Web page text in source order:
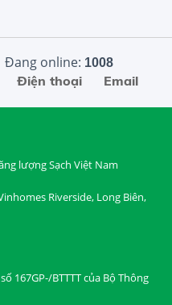
Đang online: 1008
Email
Điện thoại
lượng Sạch Việt Nam
Riverside, Long Biên,
167GP-/BTTTT của Bộ Thông